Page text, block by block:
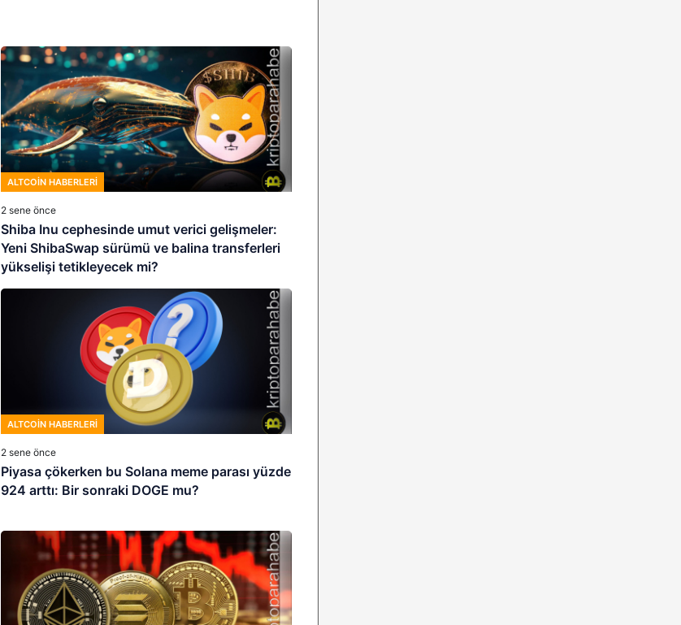
ALTCOIN HABERLERI
2 sene önce
Shiba Inu cephesinde umut verici gelişmeler:
Yeni ShibaSwap sürümü ve balina transferleri
yükselişi tetikleyecek mi?
ALTCOIN HABERLERI
2 sene önce
Piyasa çökerken bu Solana meme parası yüzde
924 arttı: Bir sonraki DOGE mu?